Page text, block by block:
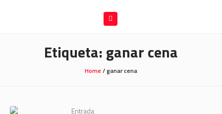
Etiqueta: ganar cena
Home/ganar cena
Entrada